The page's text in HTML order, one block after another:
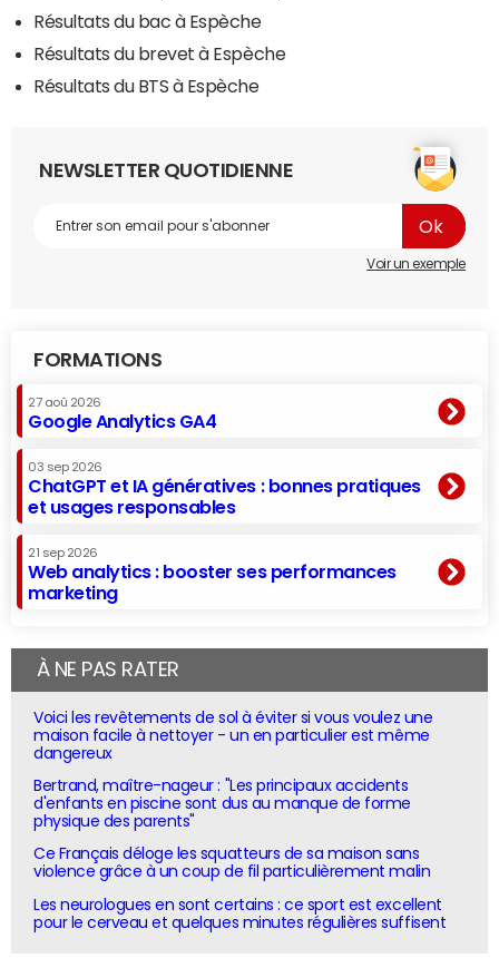
Résultats du bac à Espèche
Résultats du brevet à Espèche
Résultats du BTS à Espèche
NEWSLETTER QUOTIDIENNE
Voir un exemple
FORMATIONS
27 aoû 2026
Google Analytics GA4
03 sep 2026
ChatGPT et IA génératives : bonnes pratiques
et usages responsables
21 sep 2026
Web analytics : booster ses performances
marketing
À NE PAS RATER
Voici les revêtements de sol à éviter si vous voulez une
maison facile à nettoyer - un en particulier est même
dangereux
Bertrand, maître-nageur : "Les principaux accidents
d'enfants en piscine sont dus au manque de forme
physique des parents"
Ce Français déloge les squatteurs de sa maison sans
violence grâce à un coup de fil particulièrement malin
Les neurologues en sont certains : ce sport est excellent
pour le cerveau et quelques minutes régulières suffisent